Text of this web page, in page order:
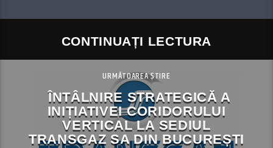
CONTINUAȚI LECTURA
URMĂTOAREA ȘTIRE
ÎNTÂLNIRE STRATEGICĂ A
INIȚIATIVEI CORIDORULUI
VERTICAL LA SEDIUL
TRANSGAZ SA DIN BUCUREȘTI